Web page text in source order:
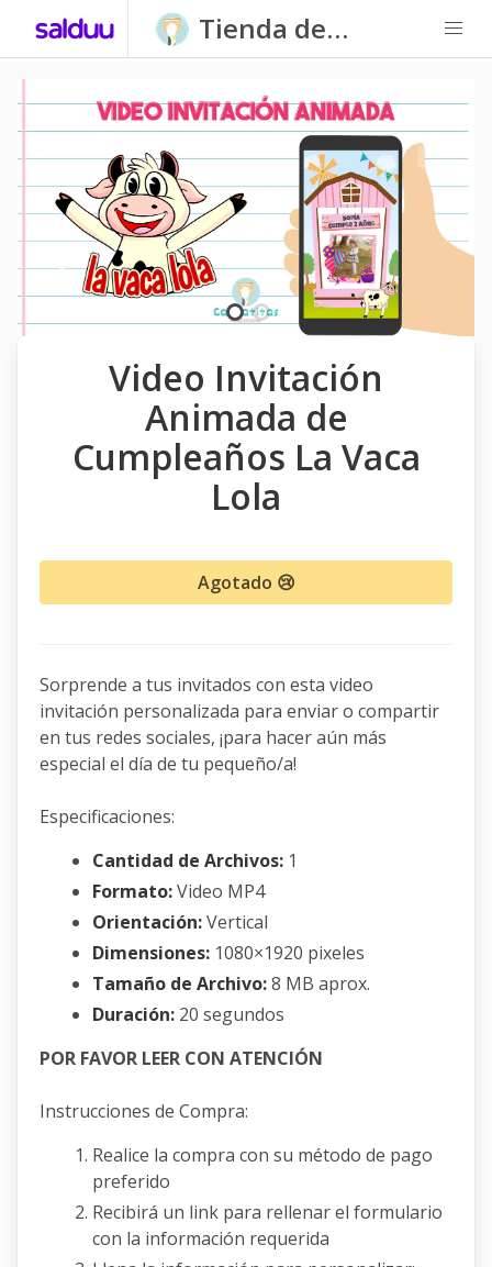
Tienda de
Carpatitas
Homeschool
Video Invitación
Animada de
Cumpleaños La Vaca
Lola
Agotado 😢
Sorprende a tus invitados con esta video
invitación personalizada para enviar o compartir
en tus redes sociales, ¡para hacer aún más
especial el día de tu pequeño/a!
Especificaciones:
Cantidad de Archivos: 1
Formato:Video MP4
Orientación:Vertical
Dimensiones: 1080×1920 pixeles
Tamaño de Archivo:8 MB aprox.
Duración: 20 segundos
POR FAVOR LEER CON ATENCIÓN
Instrucciones de Compra:
Realice la compra con su método de pago
preferido
Recibirá un link para rellenar el formulario
con la información requerida